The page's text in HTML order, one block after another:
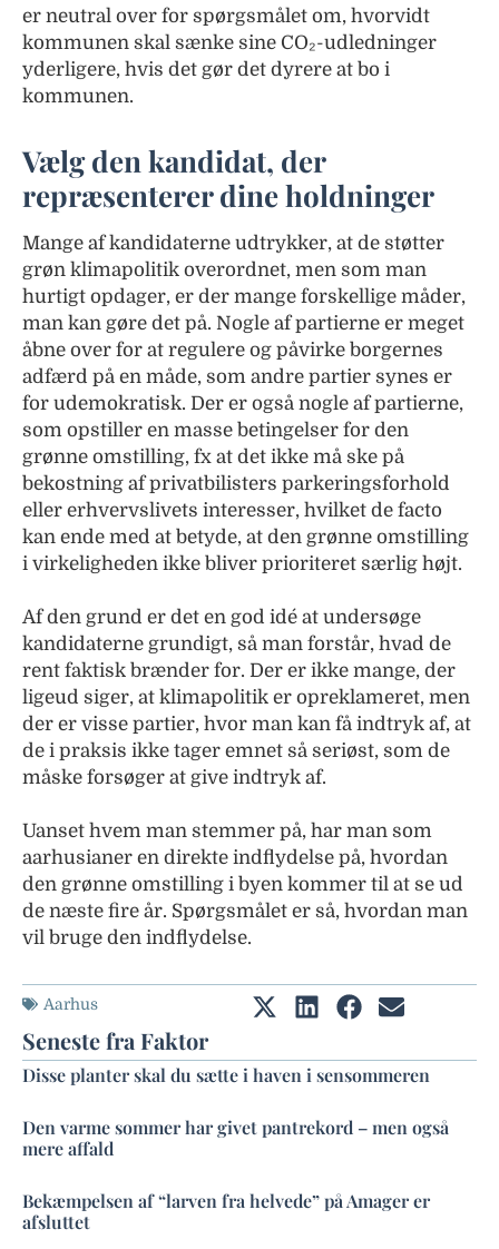
er neutral over for spørgsmålet om, hvorvidt
kommunen skal sænke sine CO₂-udledninger
yderligere, hvis det gør det dyrere at bo i
kommunen.
Vælg den kandidat, der
repræsenterer dine holdninger
Mange af kandidaterne udtrykker, at de støtter
grøn klimapolitik overordnet, men som man
hurtigt opdager, er der mange forskellige måder,
man kan gøre det på. Nogle af partierne er meget
åbne over for at regulere og påvirke borgernes
adfærd på en måde, som andre partier synes er
for udemokratisk. Der er også nogle af partierne,
som opstiller en masse betingelser for den
grønne omstilling, fx at det ikke må ske på
bekostning af privatbilisters parkeringsforhold
eller erhvervslivets interesser, hvilket de facto
kan ende med at betyde, at den grønne omstilling
i virkeligheden ikke bliver prioriteret særlig højt.
Af den grund er det en god idé at undersøge
kandidaterne grundigt, så man forstår, hvad de
rent faktisk brænder for. Der er ikke mange, der
ligeud siger, at klimapolitik er opreklameret, men
der er visse partier, hvor man kan få indtryk af, at
de i praksis ikke tager emnet så seriøst, som de
måske forsøger at give indtryk af.
Uanset hvem man stemmer på, har man som
aarhusianer en direkte indflydelse på, hvordan
den grønne omstilling i byen kommer til at se ud
de næste fire år. Spørgsmålet er så, hvordan man
vil bruge den indflydelse.
Aarhus
Seneste fra Faktor
Disse planter skal du sætte i haven i sensommeren
Den varme sommer har givet pantrekord – men også
mere affald
Bekæmpelsen af “larven fra helvede” på Amager er
afsluttet